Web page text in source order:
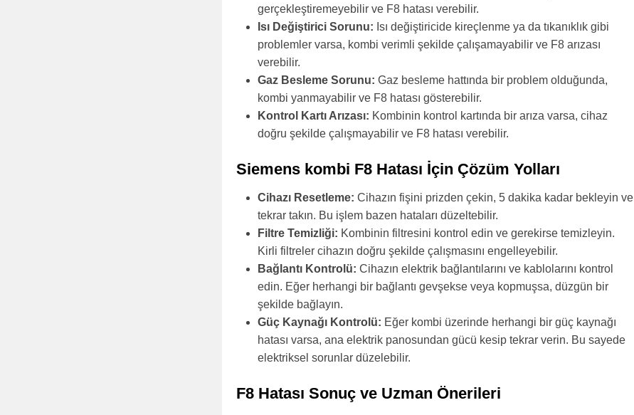
gerçekleştiremeyebilir ve F8 hatası verebilir.
Isı Değiştirici Sorunu: Isı değiştiricide kireçlenme ya da tıkanıklık gibi
problemler varsa, kombi verimli şekilde çalışamayabilir ve F8 arızası
verebilir.
Gaz Besleme Sorunu: Gaz besleme hattında bir problem olduğunda,
kombi yanmayabilir ve F8 hatası gösterebilir.
Kontrol Kartı Arızası: Kombinin kontrol kartında bir arıza varsa, cihaz
doğru şekilde çalışmayabilir ve F8 hatası verebilir.
Siemens kombi F8 Hatası İçin Çözüm Yolları
Cihazı Resetleme: Cihazın fişini prizden çekin, 5 dakika kadar bekleyin ve
tekrar takın. Bu işlem bazen hataları düzeltebilir.
Filtre Temizliği: Kombinin filtresini kontrol edin ve gerekirse temizleyin.
Kirli filtreler cihazın doğru şekilde çalışmasını engelleyebilir.
Bağlantı Kontrolü: Cihazın elektrik bağlantılarını ve kablolarını kontrol
edin. Eğer herhangi bir bağlantı gevşekse veya kopmuşsa, düzgün bir
şekilde bağlayın.
Güç Kaynağı Kontrolü: Eğer kombi üzerinde herhangi bir güç kaynağı
hatası varsa, ana elektrik panosundan gücü kesip tekrar verin. Bu sayede
elektriksel sorunlar düzelebilir.
F8 Hatası Sonuç ve Uzman Önerileri